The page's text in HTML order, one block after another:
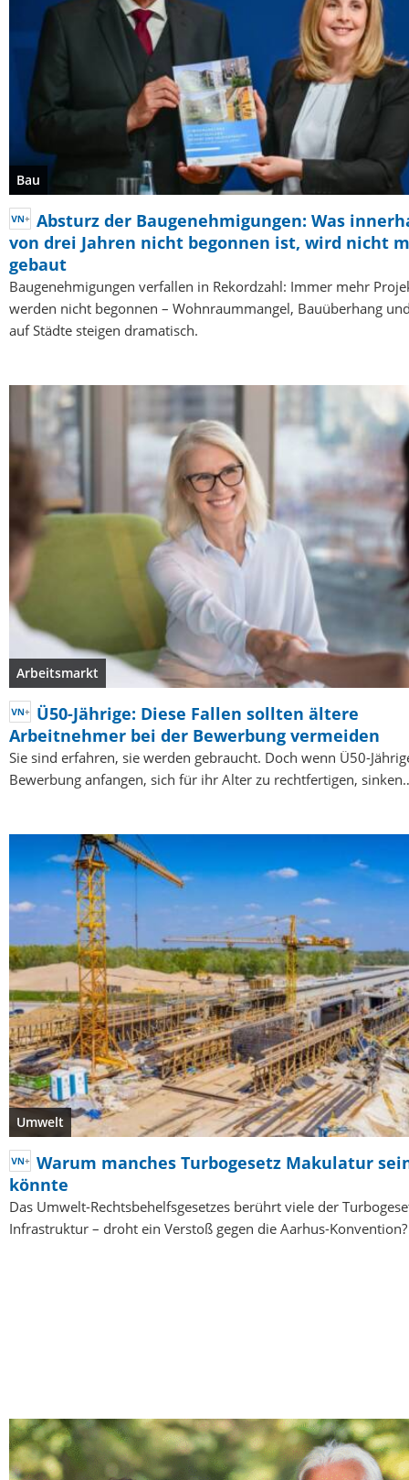
Bau
Absturz der Baugenehmigungen: Was
von drei Jahren nicht begonnen ist, wird nicht
gebaut
Baugenehmigungen verfallen in Rekordzahl: Immer mehr
werden nicht begonnen – Wohnraummangel, Bauüberhang
auf Städte steigen dramatisch.
Arbeitsmarkt
Ü50-Jährige: Diese Fallen sollten ältere
Arbeitnehmer bei der Bewerbung vermeiden
Sie sind erfahren, sie werden gebraucht. Doch wenn Ü50-
Bewerbung anfangen, sich für ihr Alter zu rechtfertigen,
Umwelt
Warum manches Turbogesetz Makulatur
könnte
Das Umwelt-Rechtsbehelfsgesetzes berührt viele der
Infrastruktur – droht ein Verstoß gegen die Aarhus-Konvention?